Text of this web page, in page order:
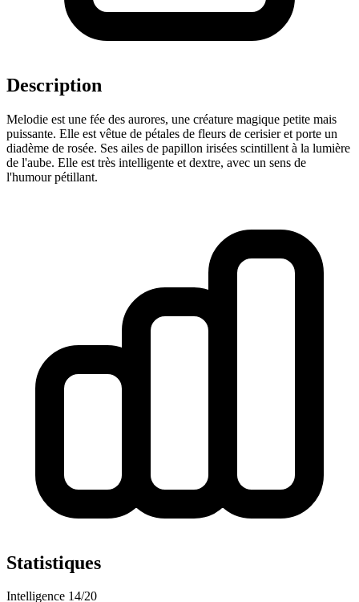
Description
Melodie est une fée des aurores, une créature magique petite mais
puissante. Elle est vêtue de pétales de fleurs de cerisier et porte un
diadème de rosée. Ses ailes de papillon irisées scintillent à la lumière
de l'aube. Elle est très intelligente et dextre, avec un sens de
l'humour pétillant.
Statistiques
Intelligence 14/20